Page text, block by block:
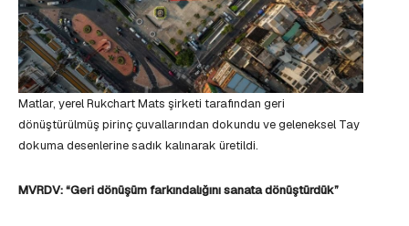
Matlar, yerel Rukchart Mats şirketi tarafından geri
dönüştürülmüş pirinç çuvallarından dokundu ve geleneksel Tay
dokuma desenlerine sadık kalınarak üretildi.
MVRDV: “Geri dönüşüm farkındalığını sanata dönüştürdük”